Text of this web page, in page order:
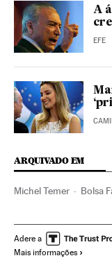
A
EFE
ARQUIVADO EM
Michel Temer Bolsa
Política social
América Latina
Adere a
Mais informações